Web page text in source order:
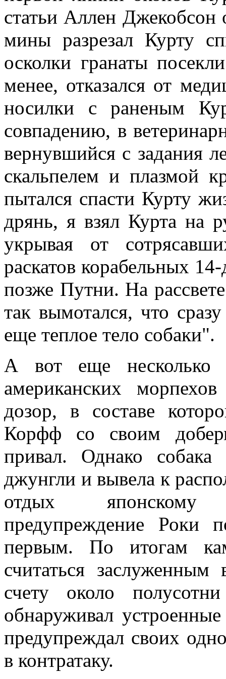
статьи Аллен Джекобсон
мины разрезал Курту
осколки гранаты
менее, отказался от
носилки с раненым
совпадению, в
вернувшийся с задания
скальпелем и плазмой
пытался спасти Курту
дрянь, я взял Курта на
укрывая от
раскатов корабельных
позже Путни. На
так вымотался, что
еще теплое тело собаки".
А вот еще несколько
американских
дозор, в составе
Корфф со своим
привал. Однако
джунгли и вывела к
отдых японскому
предупреждение Роки
первым. По итогам
считаться
счету около
обнаруживал
предупреждал своих
в контратаку.